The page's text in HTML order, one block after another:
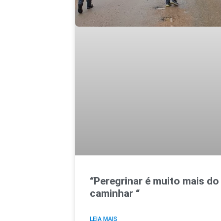
“Peregrinar é muito mais
caminhar “
LEIA MAIS